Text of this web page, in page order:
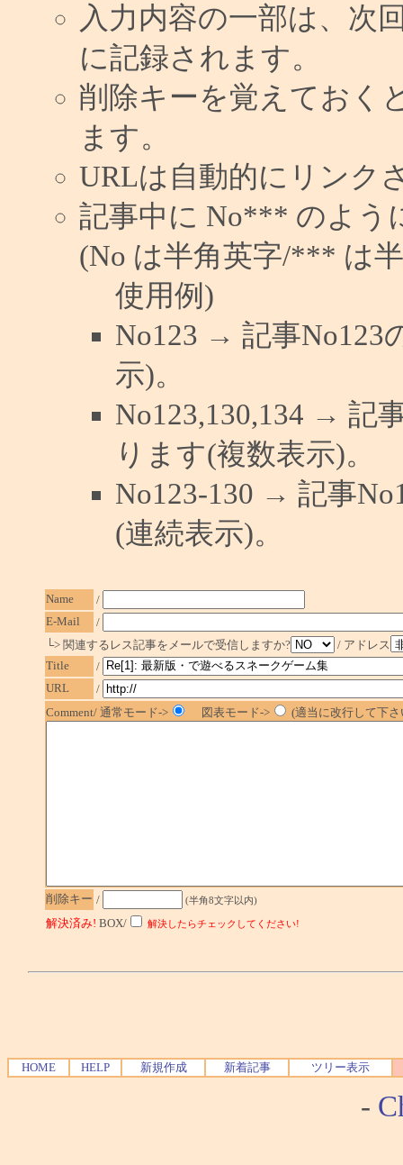
入力内容の一部は、次
に記録されます。
削除キーを覚えておく
ます。
URLは自動的にリンク
記事中に No*** のよう
(No は半角英字/*** は
使用例)
No123 → 記事No123
示)。
No123,130,134 → 記
ります(複数表示)。
No123-130 → 記事
(連続表示)。
Name
/
E-Mail
/
└> 関連するレス記事をメールで受信しますか?
/ アドレス
Title
/
URL
/
Comment/ 通常モード->
図表モード-> (適当に改行して下
削除キー / (半角8文字以内)
解決済み! BOX/ 解決したらチェックしてください!
HOME HELP 新規作成 新着記事 ツリー表示
-